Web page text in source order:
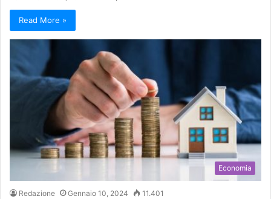
Read More »
Economia
Redazione Gennaio 10, 2024 11.401